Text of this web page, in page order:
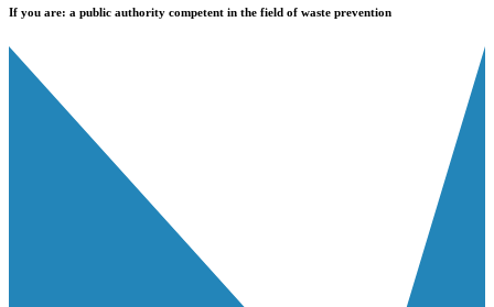
If you are: a public authority competent in the field of waste prevention